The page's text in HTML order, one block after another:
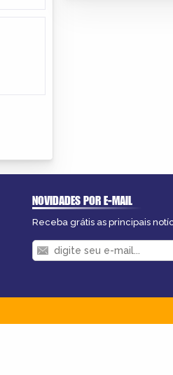
NOVIDADES POR E-MAIL
Receba grátis as principais